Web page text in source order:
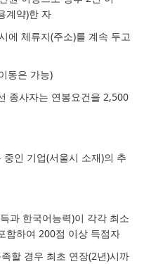
계약)한 자
에 체류지(주소)를 계속 두고
동은 가능)
종사자는 연봉요건을 2,500
중인 기업(서울시 소재)의 추
과 한국어능력)이 각각 최소
함하여 200점 이상 득점자
할 경우 최초 연장(2년)시까